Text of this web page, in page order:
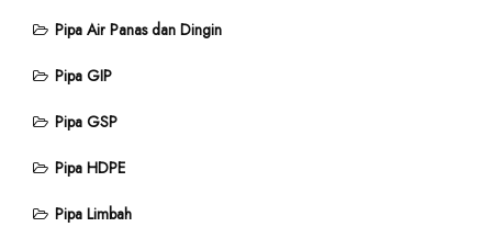
Pipa Air Panas dan Dingin
Pipa GIP
Pipa GSP
Pipa HDPE
Pipa Limbah